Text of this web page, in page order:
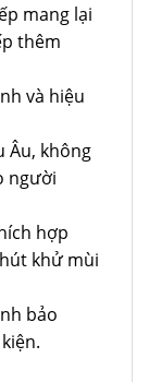
mang lại
thêm
và hiệu
Âu, không
người
hợp
khử mùi
bảo